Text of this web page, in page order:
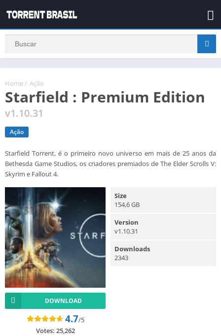
Home / Ação
Starfield : Premium Edition
v1.10.31
Ação
Starfield Torrent, é o primeiro novo universo em mais de 25 anos da
Bethesda Game Studios, os criadores premiados de The Elder Scrolls V:
Skyrim e Fallout 4.
DOWNLOAD
4.7/5
Votes: 25,262
Size
154,6 GB
Version
v1.10.31
Downloads
2343